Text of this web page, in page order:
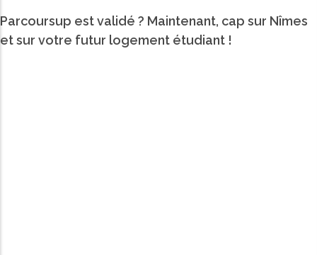
Parcoursup est validé ? Maintenant, cap sur Nîmes
et sur votre futur logement étudiant !